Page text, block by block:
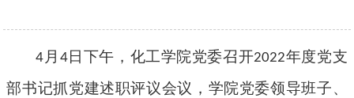
4 月 4日下午， 化工学院党委召开2022年度党支
部书记抓党建述职评议会议， 学院党委领导班子、